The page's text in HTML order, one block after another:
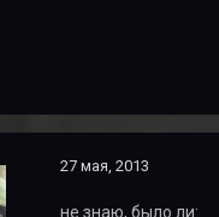
27 мая, 2013
не знаю, было ли: